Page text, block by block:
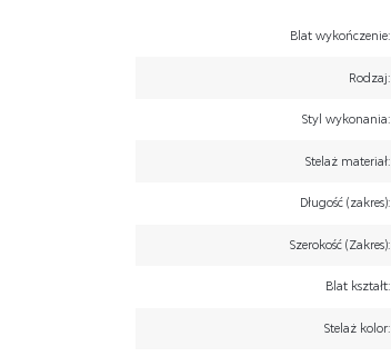
Blat wykończenie:
Rodzaj:
Styl wykonania:
Stelaż materiał:
Długość (zakres):
Szerokość (Zakres):
Blat kształt:
Stelaż kolor: